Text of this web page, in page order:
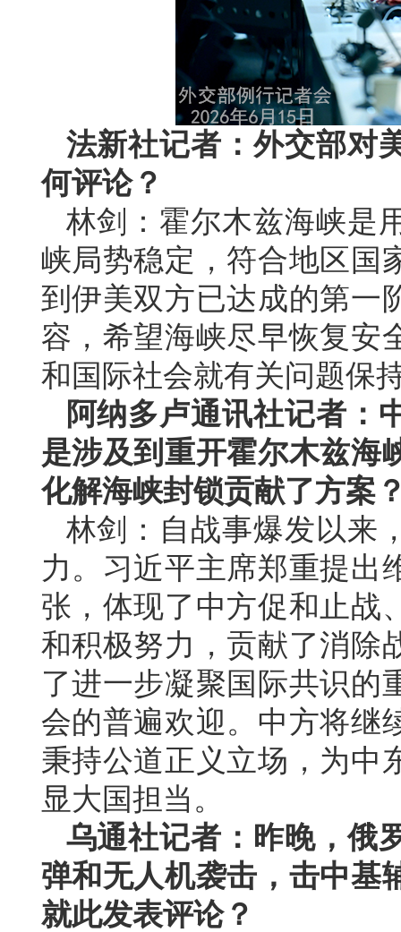
法新社记者：外交部对
何评论？
林剑：霍尔木兹海峡是
峡局势稳定，符合地区国
到伊美双方已达成的第一
容，希望海峡尽早恢复安
和国际社会就有关问题保
阿纳多卢通讯社记者：
是涉及到重开霍尔木兹海
化解海峡封锁贡献了方案
林剑：自战事爆发以来
力。习近平主席郑重提出
张，体现了中方促和止战
和积极努力，贡献了消除
了进一步凝聚国际共识的
会的普遍欢迎。中方将继
秉持公道正义立场，为中
显大国担当。
乌通社记者：昨晚，俄
弹和无人机袭击，击中基
就此发表评论？